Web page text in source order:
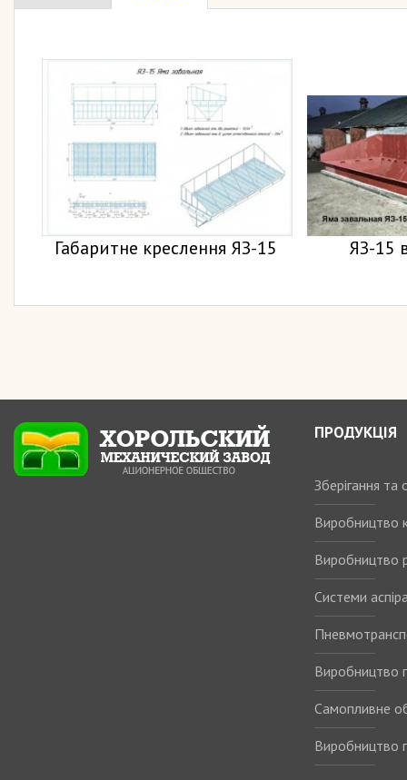
Габаритне креслення ЯЗ-15 ЯЗ-15
ПРОДУКЦІЯ
Зберігання
Виробництво
Виробництво
Системи
Виробництво
Самопливне
Виробництво